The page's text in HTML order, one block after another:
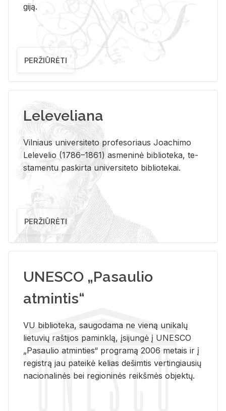
gi­ją.
PERŽIŪRĖTI
Leleveliana
Vil­niaus uni­ver­si­te­to pro­fe­so­riaus Jo­a­chi­mo
Le­le­ve­lio (1786–1861) as­me­ni­nė bi­b­lio­te­ka, te­
sta­men­tu pa­skir­ta uni­ver­si­te­to bi­b­lio­te­kai.
PERŽIŪRĖTI
UNESCO „Pasaulio
atmintis“
VU biblioteka, saugodama ne vieną unikalų
lietuvių raštijos paminklą, įsijungė į UNESCO
„Pasaulio atminties“ programą 2006 metais ir į
registrą jau pateikė kelias dešimtis vertingiausių
nacionalinės bei regioninės reikšmės objektų.